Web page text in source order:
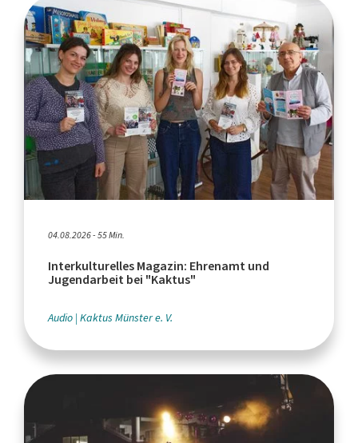
04.08.2026 - 55 Min.
Interkulturelles Magazin: Ehrenamt und
Jugendarbeit bei "Kaktus"
Audio Kaktus Münster e. V.